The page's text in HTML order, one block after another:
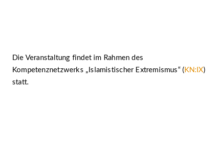
Die Veranstaltung findet im Rahmen des
Kompetenznetzwerks „Islamistischer Extremismus“ ( KN:IX)
statt.